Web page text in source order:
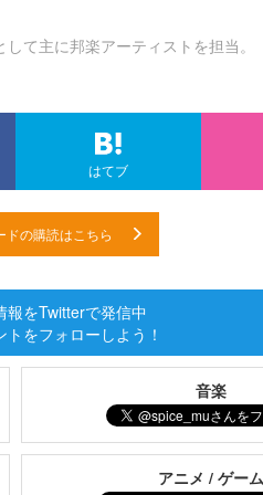
て主に邦楽アーティストを担当。
はてブ
の購読はこちら
報をTwitterで発信中
をフォローしよう！
音楽
アニメ / ゲー